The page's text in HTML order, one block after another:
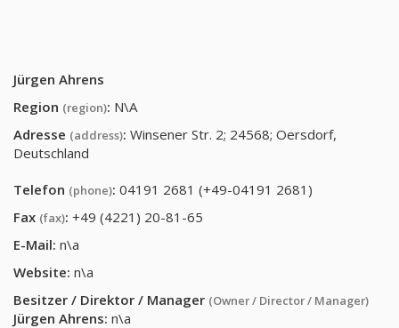
Jürgen Ahrens
Region (region): N\A
Adresse (address): Winsener Str. 2; 24568; Oersdorf,
Deutschland
Telefon (phone): 04191 2681 (+49-04191 2681)
Fax (fax): +49 (4221) 20-81-65
E-Mail: n\a
Website: n\a
Besitzer / Direktor / Manager (Owner / Director / Manager)
Jürgen Ahrens: n\a